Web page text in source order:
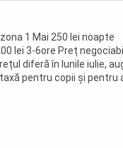
1 Mai 250 lei noapte
lei 3-6ore Preț negociabil
diferă în lunile iulie,
pentru copii și pentru